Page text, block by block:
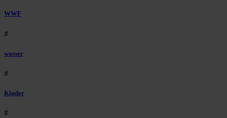
WWF
#
wasser
#
Kinder
#